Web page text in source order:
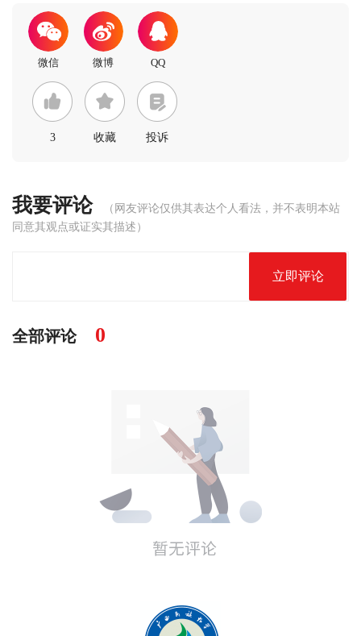
3 收藏 投诉
我要评论
（网友评论仅供其表达个人看法，并不表明本站
同意其观点或证实其描述）
立即评论
全部评论 0